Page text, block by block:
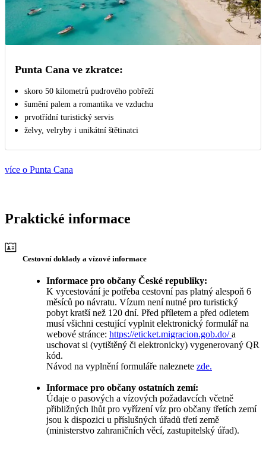
Punta Cana ve zkratce:
skoro 50 kilometrů pudrového pobřeží
šumění palem a romantika ve vzduchu
prvotřídní turistický servis
želvy, velryby i unikátní štětinatci
více o Punta Cana
Praktické informace
Cestovní doklady a vízové informace
Informace pro občany České republiky:
K vycestování je potřeba cestovní pas platný alespoň 6
měsíců po návratu. Vízum není nutné pro turistický
pobyt kratší než 120 dní. Před příletem a před odletem
musí všichni cestující vyplnit elektronický formulář na
webové stránce: https://eticket.migracion.gob.do/a
uschovat si (vytištěný či elektronicky) vygenerovaný QR
kód.
Návod na vyplnění formuláře naleznete zde.
Informace pro občany ostatních zemí:
Údaje o pasových a vízových požadavcích včetně
přibližných lhůt pro vyřízení víz pro občany třetích zemí
jsou k dispozici u příslušných úřadů třetí země
(ministerstvo zahraničních věcí, zastupitelský úřad).